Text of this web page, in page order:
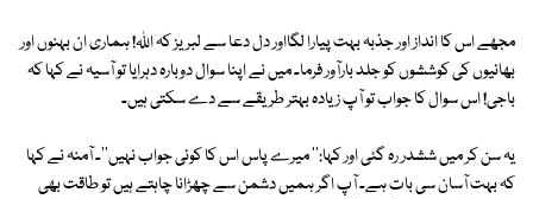
مجھے اس کا انداز اور جذبہ بہت پیارا لگااور دل دعا سے لبریز کہ اللہ! ہماری ان بہنوں اور
بھائیوں کی کوششوں کو جلد بارآور فرما۔ میں نے اپنا سوال دوبارہ دہرایا تو آسیہ نے کہا کہ
باجی! اس سوال کا جواب تو آپ زیادہ بہتر طریقے سے دے سکتی ہیں۔
یہ سن کر میں ششدر رہ گئی اور کہا:'' میرے پاس اس کا کوئی جواب نہیں''۔ آمنہ نے کہا
کہ بہت آسان سی بات ہے۔ آپ اگر ہمیں دشمن سے چھڑانا چاہتے ہیں تو طاقت بھی